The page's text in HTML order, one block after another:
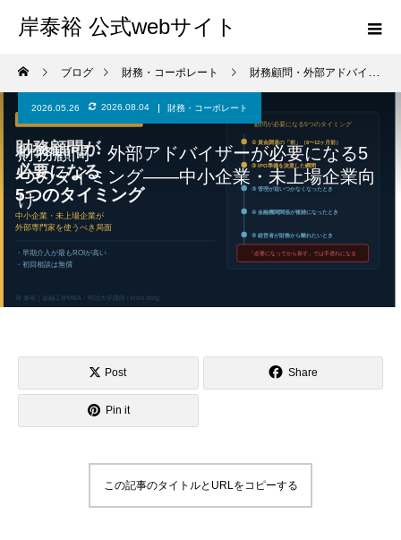
岸泰裕 公式webサイト
ブログ 財務・コーポレート 財務顧問・外部アドバイザーが必要になる5つのタイミング——中小企業・未上場企業向け
2026.05.26 2026.08.04 財務・コーポレート
財務顧問・外部アドバイザーが必要になる5
つのタイミング——中小企業・未上場企業向
け
Post Share
Pin it
この記事のタイトルとURLをコピーする